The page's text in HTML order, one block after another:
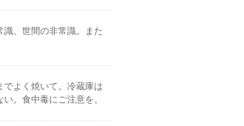
識、世間の非常識。また
でよく焼いて。冷蔵庫は
い。食中毒にご注意を。